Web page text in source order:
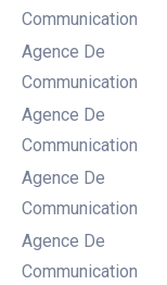
Communication
Agence De
Communication
Agence De
Communication
Agence De
Communication
Agence De
Communication